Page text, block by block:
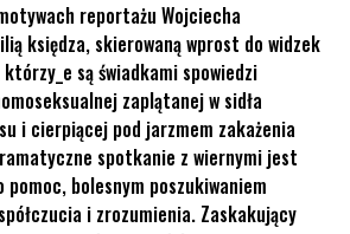
reportażu Wojciecha
księdza, skierowaną wprost do widzek
są świadkami spowiedzi
zaplątanej w sidła
i cierpiącej pod jarzmem zakażenia
spotkanie z wiernymi jest
pomoc, bolesnym poszukiwaniem
i zrozumienia. Zaskakujący